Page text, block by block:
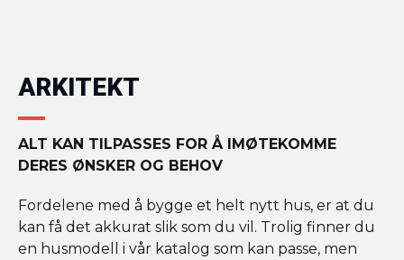
ARKITEKT
ALT KAN TILPASSES FOR Å IMØTEKOMME
DERES ØNSKER OG BEHOV
Fordelene med å bygge et helt nytt hus, er at du
kan få det akkurat slik som du vil. Trolig finner du
en husmodell i vår katalog som kan passe, men